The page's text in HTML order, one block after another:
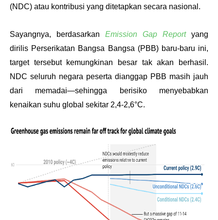
(NDC) atau kontribusi yang ditetapkan secara nasional.
Sayangnya, berdasarkan Emission Gap Report
yang
dirilis Perserikatan Bangsa Bangsa (PBB) baru-baru ini,
target tersebut kemungkinan besar tak akan berhasil.
NDC seluruh negara peserta dianggap PBB masih jauh
dari memadai—sehingga berisiko menyebabkan
kenaikan suhu global sekitar 2,4-2,6°C.